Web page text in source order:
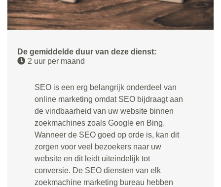
De gemiddelde duur van deze dienst:
2 uur per maand
SEO is een erg belangrijk onderdeel van
online marketing omdat SEO bijdraagt aan
de vindbaarheid van uw website binnen
zoekmachines zoals Google en Bing.
Wanneer de SEO goed op orde is, kan dit
zorgen voor veel bezoekers naar uw
website en dit leidt uiteindelijk tot
conversie. De SEO diensten van elk
zoekmachine marketing bureau hebben